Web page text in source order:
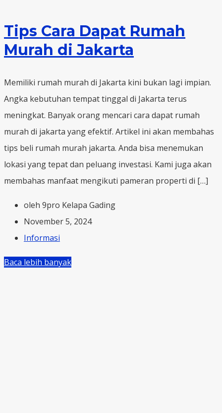
Tips Cara Dapat Rumah
Murah di Jakarta
Memiliki rumah murah di Jakarta kini bukan lagi impian.
Angka kebutuhan tempat tinggal di Jakarta terus
meningkat. Banyak orang mencari cara dapat rumah
murah di jakarta yang efektif. Artikel ini akan membahas
tips beli rumah murah jakarta. Anda bisa menemukan
lokasi yang tepat dan peluang investasi. Kami juga akan
membahas manfaat mengikuti pameran properti di […]
oleh 9pro Kelapa Gading
November 5, 2024
Informasi
Baca lebih banyak